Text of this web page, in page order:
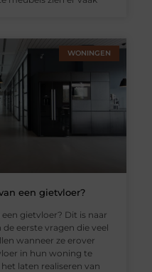
WONINGEN
een gietvloer?
gietvloer? Dit is naar
eerste vragen die veel
wanneer ze erover
in hun woning te
laten realiseren van